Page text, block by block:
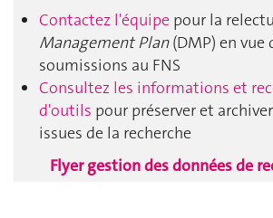
Contactez l'équipe pour la
Management Plan(DMP) en vue
soumissions au FNS
Consultez les informations et
d'outils pour préserver et
issues de la recherche
Flyer gestion des données de